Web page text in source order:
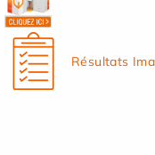
Résultats